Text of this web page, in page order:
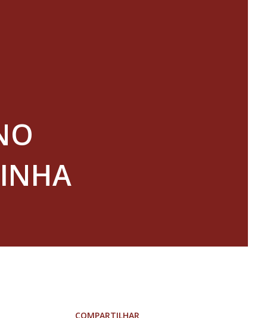
COMPARTILHAR